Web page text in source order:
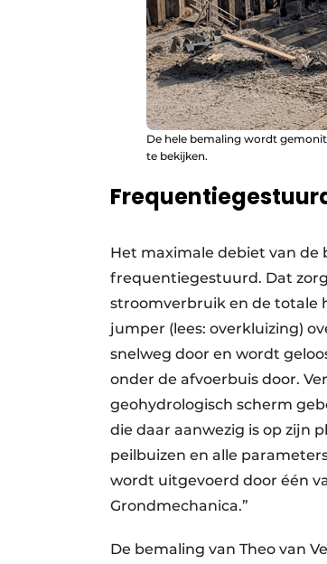
De hele bemaling wordt
te bekijken.
Het maximale debiet van de
frequentiegestuurd. Dat
stroomverbruik en de totale
jumper (lees: overkluizing)
snelweg door en wordt
onder de afvoerbuis door.
geohydrologisch scherm
die daar aanwezig is op zijn
peilbuizen en alle
wordt uitgevoerd door één
Grondmechanica.”
De bemaling van Theo van